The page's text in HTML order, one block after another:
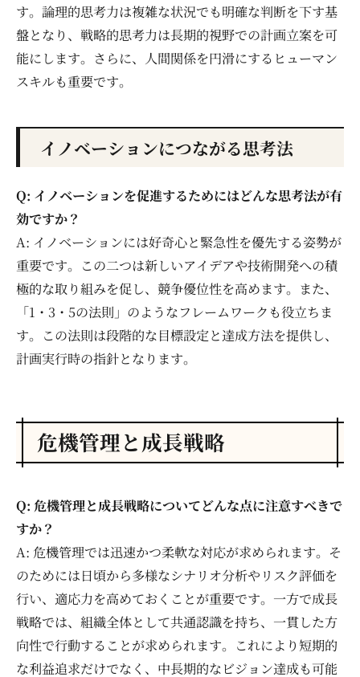
す。論理的思考力は複雑な状況でも明確な判断を下す基
盤となり、戦略的思考力は長期的視野での計画立案を可
能にします。さらに、人間関係を円滑にするヒューマン
スキルも重要です。
イノベーションにつながる思考法
Q: イノベーションを促進するためにはどんな思考法が有
効ですか？
A: イノベーションには好奇心と緊急性を優先する姿勢が
重要です。この二つは新しいアイデアや技術開発への積
極的な取り組みを促し、競争優位性を高めます。また、
「1・3・5の法則」のようなフレームワークも役立ちま
す。この法則は段階的な目標設定と達成方法を提供し、
計画実行時の指針となります。
危機管理と成長戦略
Q: 危機管理と成長戦略についてどんな点に注意すべきで
すか？
A: 危機管理では迅速かつ柔軟な対応が求められます。そ
のためには日頃から多様なシナリオ分析やリスク評価を
行い、適応力を高めておくことが重要です。一方で成長
戦略では、組織全体として共通認識を持ち、一貫した方
向性で行動することが求められます。これにより短期的
な利益追求だけでなく、中長期的なビジョン達成も可能